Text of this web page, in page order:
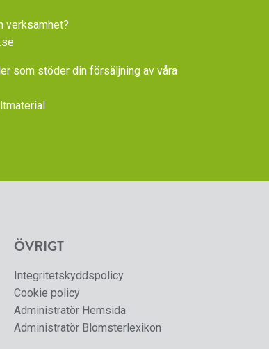
verksamhet?
som stöder din försäljning av våra
ÖVRIGT
Integritetskyddspolicy
Cookie policy
Administratör Hemsida
Administratör Blomsterlexikon